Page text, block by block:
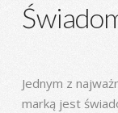
Jednym z
marką jest